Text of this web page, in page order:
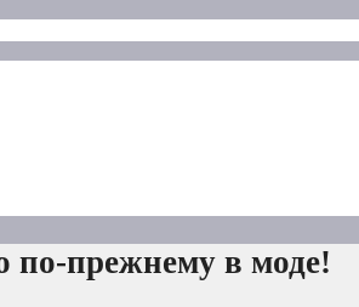
по-прежнему в моде!